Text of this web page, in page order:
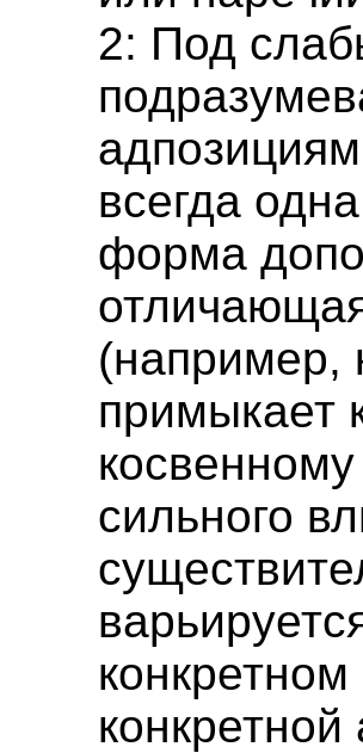
2: Под
всегда
форма
(например,
примыкает
сильного